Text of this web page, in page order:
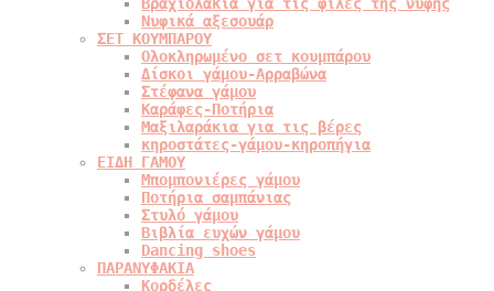
Νυφικά αξεσουάρ
ΣΕΤ ΚΟΥΜΠΑΡΟΥ
Ολοκληρωμένο σετ κουμπάρου
Δίσκοι γάμου-Αρραβώνα
Στέφανα γάμου
Καράφες-Ποτήρια
Μαξιλαράκια για τις βέρες
κηροστάτες-γάμου-κηροπήγια
ΕΙΔΗ ΓΑΜΟΥ
Μπομπονιέρες γάμου
Ποτήρια σαμπάνιας
Στυλό γάμου
Βιβλία ευχών γάμου
Dancing shoes
ΠΑΡΑΝΥΦΑΚΙΑ
Κορδέλες